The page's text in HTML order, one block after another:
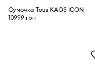
Сумочка Tous KAOS ICON
10999 грн